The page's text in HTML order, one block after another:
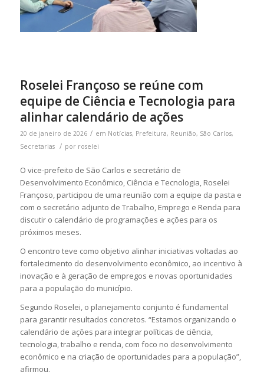
Roselei Françoso se reúne com
equipe de Ciência e Tecnologia para
alinhar calendário de ações
20 de janeiro de 2026 / em Notícias, Prefeitura, Reunião, São Carlos,
Secretarias
/ por roselei
O vice-prefeito de São Carlos e secretário de
Desenvolvimento Econômico, Ciência e Tecnologia, Roselei
Françoso, participou de uma reunião com a equipe da pasta e
com o secretário adjunto de Trabalho, Emprego e Renda para
discutir o calendário de programações e ações para os
próximos meses.
O encontro teve como objetivo alinhar iniciativas voltadas ao
fortalecimento do desenvolvimento econômico, ao incentivo à
inovação e à geração de empregos e novas oportunidades
para a população do município.
Segundo Roselei, o planejamento conjunto é fundamental
para garantir resultados concretos. “Estamos organizando o
calendário de ações para integrar políticas de ciência,
tecnologia, trabalho e renda, com foco no desenvolvimento
econômico e na criação de oportunidades para a população”,
afirmou.